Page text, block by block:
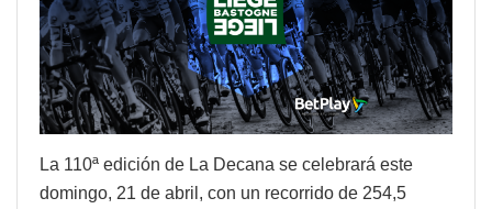
La 110ª edición de La Decana se celebrará este
domingo, 21 de abril, con un recorrido de 254,5